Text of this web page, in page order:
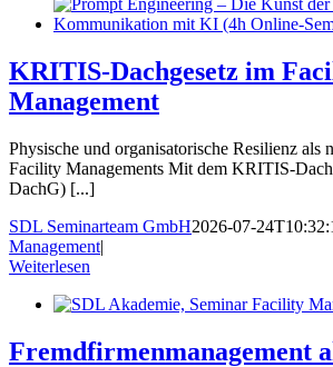
KRITIS-Dachgesetz im
Management
Physische und organisatorische Resilienz als
Facility Managements Mit dem KRITIS-
DachG) [...]
SDL Seminarteam GmbH2026-07-
Management|
Weiterlesen
Fremdfirmenmanagement